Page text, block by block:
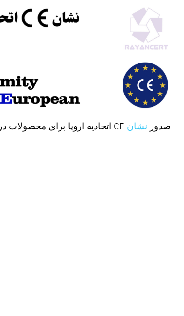
صدور نشان CE اتحادیه اروپا برای محصولات